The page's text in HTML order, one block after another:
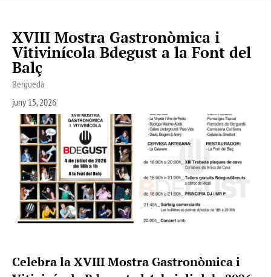
XVIII Mostra Gastronòmica i
Vitivinícola Bdegust a la Font del
Balç
Berguedà
juny 15, 2026
Celebra la XVIII Mostra Gastronòmica i